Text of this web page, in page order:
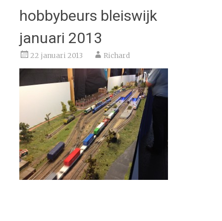
hobbybeurs bleiswijk
januari 2013
22 januari 2013 Richard